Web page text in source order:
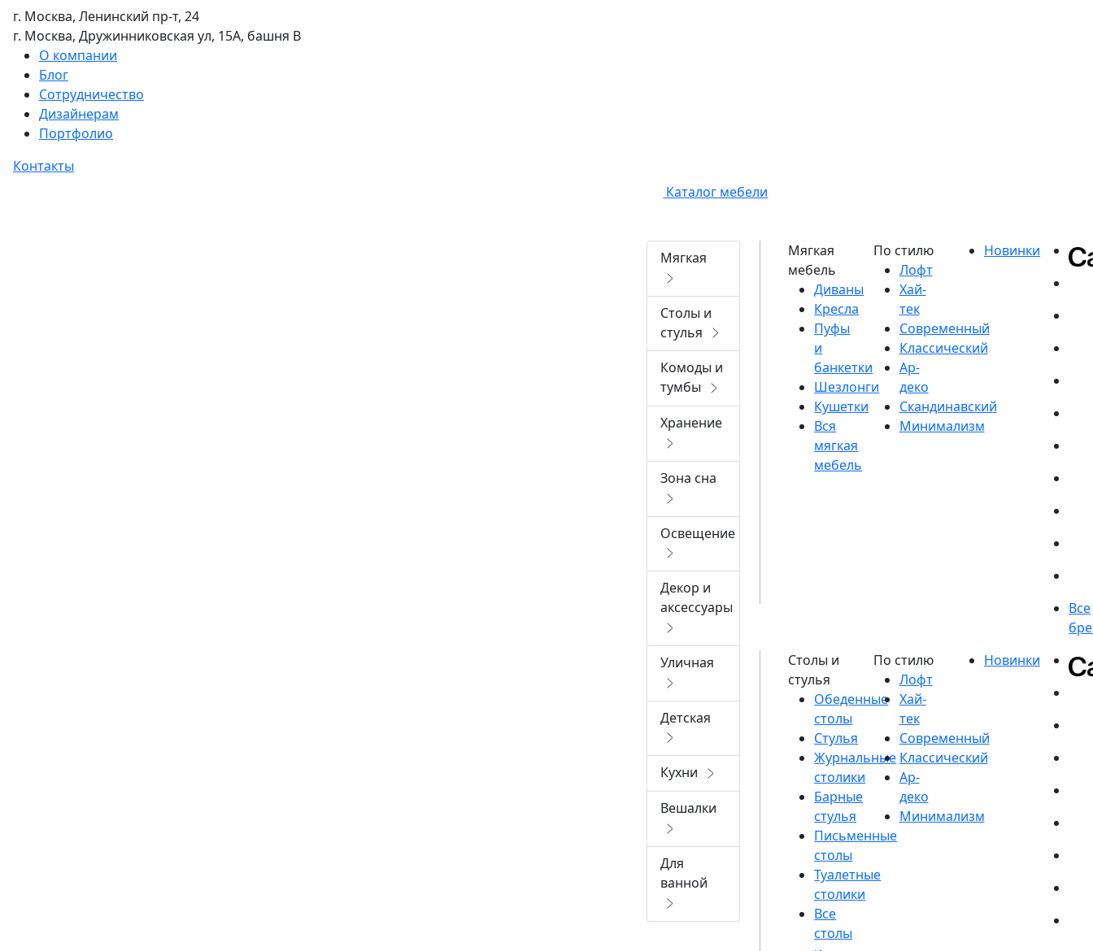
г. Москва, Ленинский пр-т, 24
г. Москва, Дружинниковская ул, 15А, башня В
О компании
Блог
Сотрудничество
Дизайнерам
Портфолио
Контакты
Каталог мебели
Мягкая
Столы и
стулья
Комоды и
тумбы
Хранение
Зона сна
Освещение
Декор и
аксессуары
Уличная
Детская
Кухни
Вешалки
Для
ванной
Диваны
Кресла
Пуфы
и
банкетки
Шезлонги
Кушетки
Обеденные
столы
Стулья
Журнальные
столики
Барные
стулья
Письменные
столы
Туалетные
столики